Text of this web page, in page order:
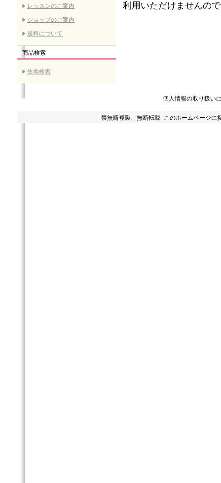
レッスンのご案内
ショップのご案内
送料について
商品検索
生地検索
利用いただけませんの
個人情報の取り扱い
禁無断複製、無断転載 このホームページに